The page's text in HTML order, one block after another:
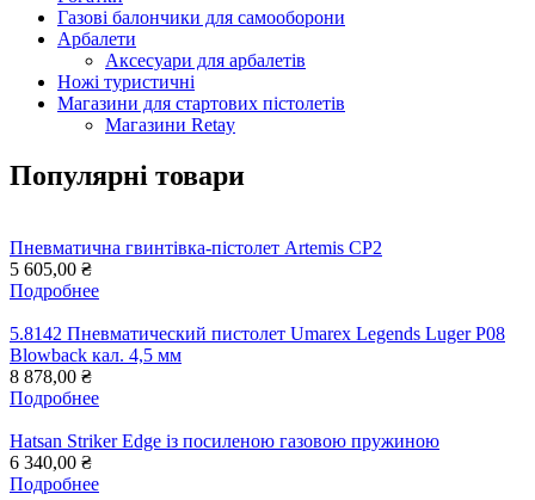
Газові балончики для самооборони
Арбалети
Аксесуари для арбалетів
Ножі туристичні
Магазини для стартових пістолетів
Магазини Retay
Популярні товари
Пневматична гвинтівка-пістолет Artemis CP2
5 605,00 ₴
Подробнее
5.8142 Пневматический пистолет Umarex Legends Luger P08
Blowback кал. 4,5 мм
8 878,00 ₴
Подробнее
Hatsan Striker Edge із посиленою газовою пружиною
6 340,00 ₴
Подробнее